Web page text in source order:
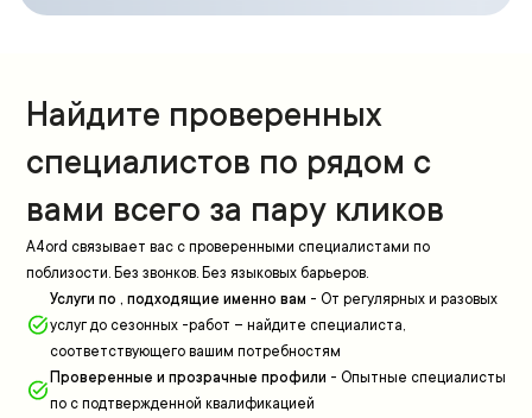
Найдите проверенных
специалистов по рядом с
вами всего за пару кликов
A4ord связывает вас с проверенными специалистами по
поблизости. Без звонков. Без языковых барьеров.
Услуги по , подходящие именно вам - От регулярных и разовых
услуг до сезонных -работ – найдите специалиста,
соответствующего вашим потребностям
Проверенные и прозрачные профили - Опытные специалисты
по с подтвержденной квалификацией